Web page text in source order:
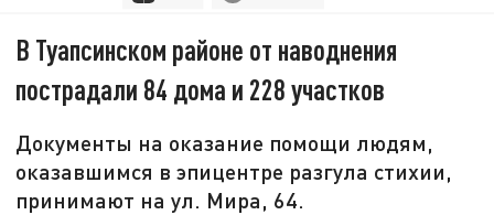
В Туапсинском районе от наводнения
пострадали 84 дома и 228 участков
Документы на оказание помощи людям,
оказавшимся в эпицентре разгула стихии,
принимают на ул. Мира, 64.